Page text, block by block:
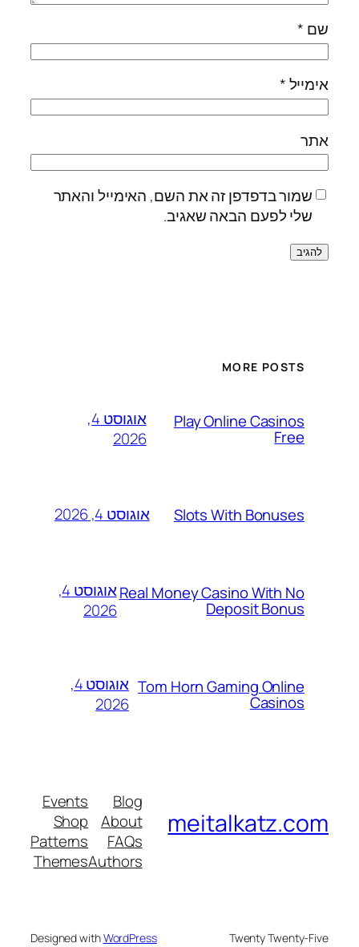
שם *
אימייל*
אתר
שמור בדפדפן זה את השם, האימייל והאתר
שלי לפעם הבאה שאגיב.
MORE POSTS
Play Online Casinos
Free
אוגוסט 4,
2026
Slots With Bonuses אוגוסט 4, 2026
Real Money Casino With No
Deposit Bonus
אוגוסט 4,
2026
Tom Horn Gaming Online
Casinos
אוגוסט 4,
2026
meitalkatz.com
Blog
About
FAQs
Authors
Events
Shop
Patterns
Themes
Twenty Twenty-Five
Designed withWordPress